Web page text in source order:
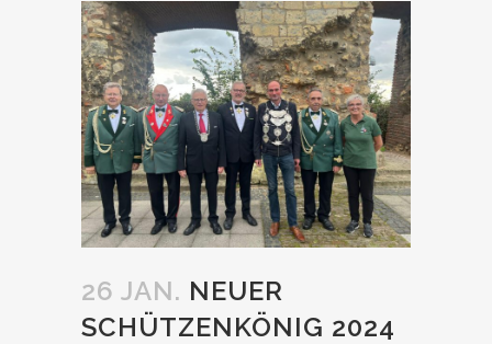
26 JAN. NEUER
SCHÜTZENKÖNIG 2024